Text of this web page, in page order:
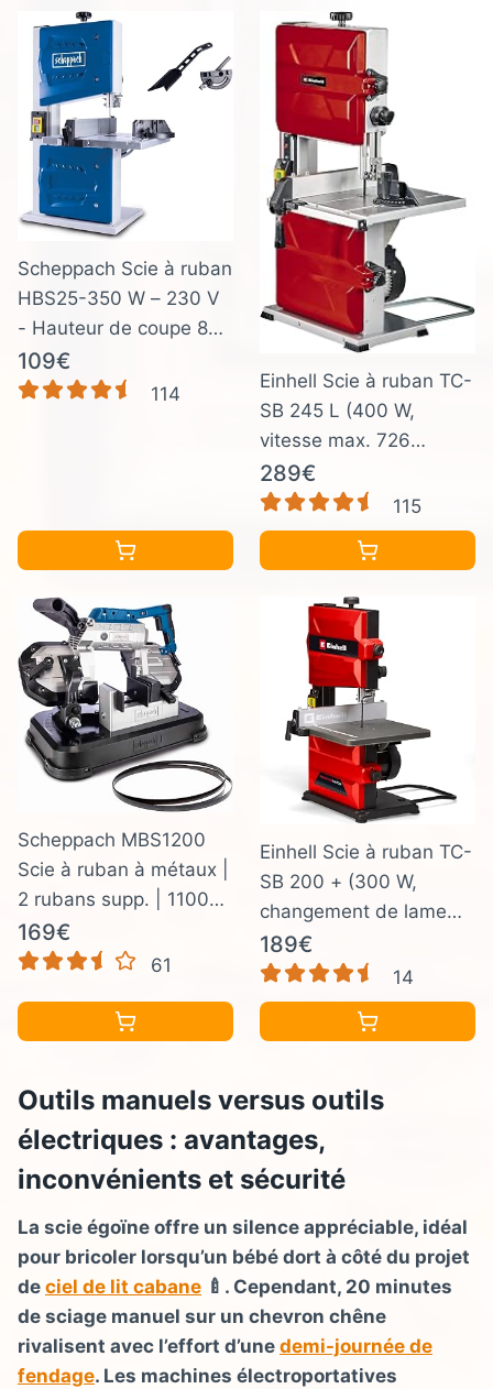
Scheppach Scie à ruban
HBS25-350 W – 230 V
- Hauteur de coupe 80
mm – Vitesse du ruban
880 m/min – Vitesse de
109€
114
Einhell Scie à ruban TC-
SB 245 L (400 W,
vitesse max. 726
m/min, largeur de
passage 245 mm,
hauteur de coupe max.
101 mm)
289€
115
Scheppach MBS1200
Scie à ruban à métaux |
2 rubans supp. | 1100W
| Hauteur de coupe
jusqu'à 127mm & coupe
Ø80mm | Table de
travail amovible |
Speed 0,7-2,4 m/s
169€
61
Einhell Scie à ruban TC-
SB 200 + (300 W,
changement de lame
sans outil, butée
parallèle, réglage de la
hauteur, guide-lame
robuste, table inclinable
189€
14
Outils manuels versus outils
électriques : avantages,
inconvénients et sécurité
La scie égoïne offre un silence appréciable, idéal
pour bricoler lorsqu’un bébé dort à côté du projet
de ciel de lit cabane 🍼. Cependant, 20 minutes
de sciage manuel sur un chevron chêne
rivalisent avec l’effort d’une demi-journée de
fendage. Les machines électroportatives